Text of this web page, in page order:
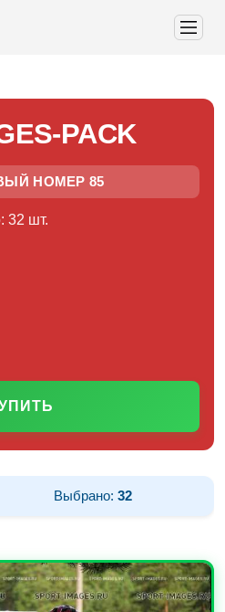
PACK
НОМЕР 85
32 шт.
Выбрано:32